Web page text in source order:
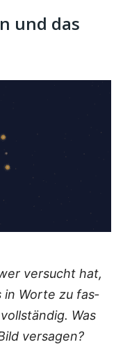
und das
ver­sucht hat,
in Wor­te zu fas­
Was
ver­sa­gen?